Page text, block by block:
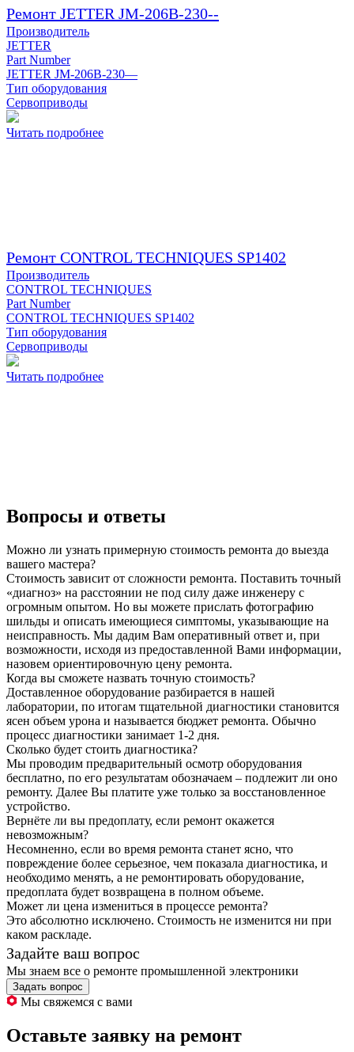
Ремонт JETTER JM-206B-230--
Производитель
JETTER
Part Number
JETTER JM-206B-230—
Тип оборудования
Сервоприводы
Читать подробнее
Ремонт CONTROL TECHNIQUES SP1402
Производитель
CONTROL TECHNIQUES
Part Number
CONTROL TECHNIQUES SP1402
Тип оборудования
Сервоприводы
Читать подробнее
Вопросы и ответы
Можно ли узнать примерную стоимость ремонта до выезда
вашего мастера?
Стоимость зависит от сложности ремонта. Поставить точный
«диагноз» на расстоянии не под силу даже инженеру с
огромным опытом. Но вы можете прислать фотографию
шильды и описать имеющиеся симптомы, указывающие на
неисправность. Мы дадим Вам оперативный ответ и, при
возможности, исходя из предоставленной Вами информации,
назовем ориентировочную цену ремонта.
Когда вы сможете назвать точную стоимость?
Доставленное оборудование разбирается в нашей
лаборатории, по итогам тщательной диагностики становится
ясен объем урона и называется бюджет ремонта. Обычно
процесс диагностики занимает 1-2 дня.
Сколько будет стоить диагностика?
Мы проводим предварительный осмотр оборудования
бесплатно, по его результатам обозначаем – подлежит ли оно
ремонту. Далее Вы платите уже только за восстановленное
устройство.
Вернёте ли вы предоплату, если ремонт окажется
невозможным?
Несомненно, если во время ремонта станет ясно, что
повреждение более серьезное, чем показала диагностика, и
необходимо менять, а не ремонтировать оборудование,
предоплата будет возвращена в полном объеме.
Может ли цена измениться в процессе ремонта?
Это абсолютно исключено. Стоимость не изменится ни при
каком раскладе.
Задайте ваш вопрос
Мы знаем все о ремонте промышленной электроники
Задать вопрос
Мы свяжемся с вами
Оставьте заявку на ремонт